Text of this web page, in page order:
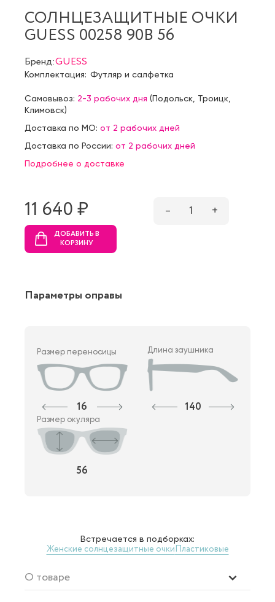
СОЛНЦЕЗАЩИТНЫЕ ОЧКИ
GUESS 00258 90B 56
Бренд:GUESS
Комплектация: Футляр и салфетка
Самовывоз: 2-3 рабочих дня (Подольск Троицк
Климовск)
Доставка по МО: от 2 рабочих дней
Доставка по России: от 2 рабочих дней
Подробнее о доставке
11 640 ₷ – 1 +
ДОБАВИТЬ В
КОРЗИНУ
Параметры оправы
Размер переносицы
16
Длина заушника
140
Размер окуляра
56
Встречается в подборках:
Женские солнцезащитные очкиПластиковые
О товаре